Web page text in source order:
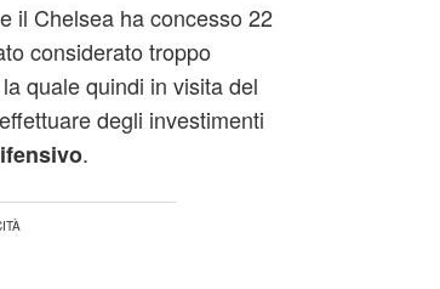
il Chelsea ha concesso 22
considerato troppo
quale quindi in visita del
degli investimenti
.